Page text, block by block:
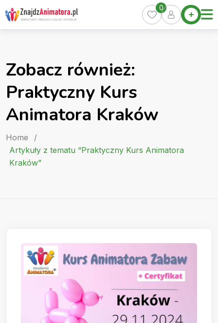
Skip
to
content
Home
Oferty
Artykuły
0
Zobacz również:
Praktyczny Kurs
Animatora Kraków
Home
/
Artykuły z tematu “Praktyczny Kurs Animatora
Kraków”